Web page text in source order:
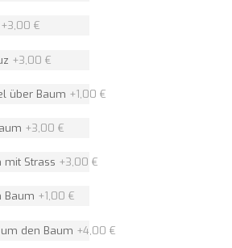
+3,00 €
+3,00 €
über Baum +1,00 €
+3,00 €
mit Strass +3,00 €
Baum +1,00 €
den Baum +4,00 €